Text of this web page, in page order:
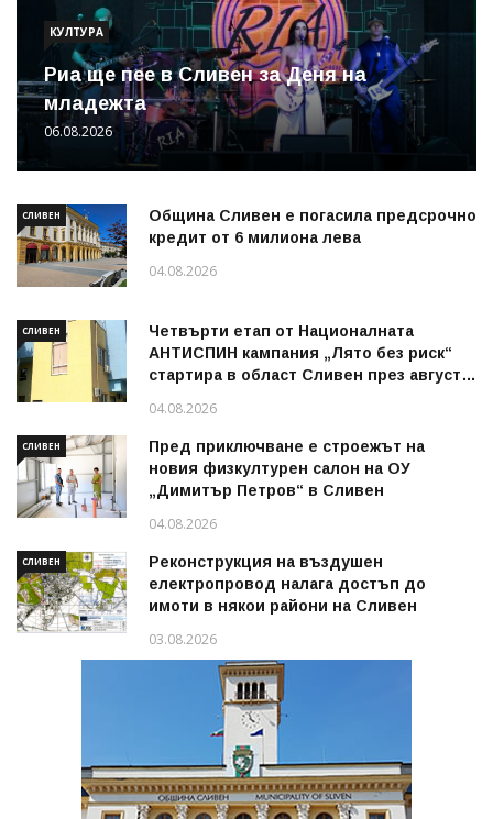
КУЛТУРА
Риа ще пее в Сливен за Деня на
младежта
06.08.2026
СЛИВЕН
Община Сливен е погасила предсрочно
кредит от 6 милиона лева
04.08.2026
СЛИВЕН
Четвърти етап от Националната
АНТИСПИН кампания „Лято без риск“
стартира в област Сливен през август
04.08.2026
СЛИВЕН
Пред приключване е строежът на
новия физкултурен салон на ОУ
„Димитър Петров“ в Сливен
04.08.2026
СЛИВЕН
Реконструкция на въздушен
електропровод налага достъп до
имоти в някои райони на Сливен
03.08.2026